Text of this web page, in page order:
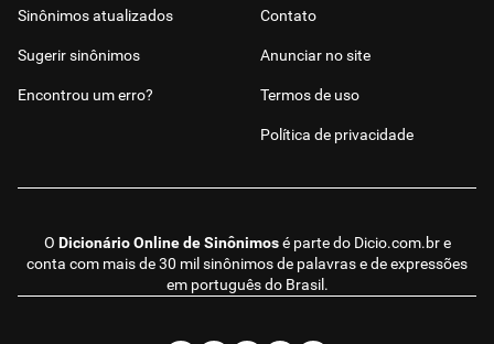
O Dicionário Online de Sinônimosé parte do Dicio.com.bre
conta com mais de 30 mil sinônimos de palavras e de expressões
em português do Brasil.
Sinônimos atualizados
Sugerir sinônimos
Encontrou um erro?
Contato
Anunciar no site
Termos de uso
Política de privacidade